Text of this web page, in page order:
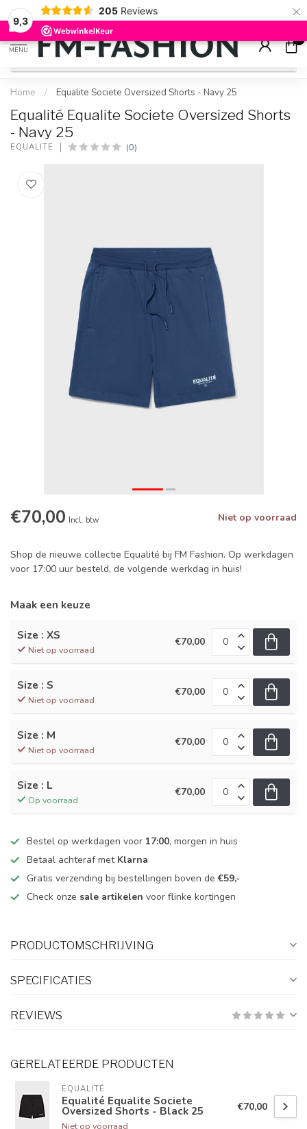
9,3
205 Reviews ×
Check onzesale artikelenvoor flinke kortingen
MENU
0
Home / Equalite Societe Oversized Shorts - Navy 25
Equalité Equalite Societe Oversized Shorts
- Navy 25
EQUALITÉ (0)
€70,00 Incl. btw Niet op voorraad
Shop de nieuwe collectie Equalité bij FM Fashion. Op werkdagen
voor 17:00 uur besteld, de volgende werkdag in huis!
Maak een keuze
Size : XS
Niet op voorraad
€70,00
Size : S
Niet op voorraad
€70,00
Size : M
Niet op voorraad
€70,00
Size : L
Op voorraad
€70,00
Bestel op werkdagen voor 17:00, morgen in huis
Betaal achteraf met Klarna
Gratis verzending bij bestellingen boven de€59,-
Check onze sale artikelen voor flinke kortingen
PRODUCTOMSCHRIJVING
SPECIFICATIES
REVIEWS
GERELATEERDE PRODUCTEN
EQUALITÉ
Equalité Equalite Societe
Oversized Shorts - Black 25
Niet op voorraad
€70,00